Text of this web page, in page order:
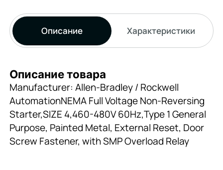
Описание Характеристики
Описание товара
Manufacturer: Allen-Bradley / Rockwell
AutomationNEMA Full Voltage Non-Reversing
Starter,SIZE 4,460-480V 60Hz,Type 1 General
Purpose, Painted Metal, External Reset, Door
Screw Fastener, with SMP Overload Relay